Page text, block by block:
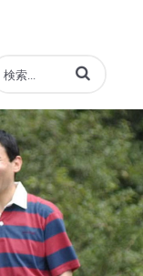
動画の検索語句